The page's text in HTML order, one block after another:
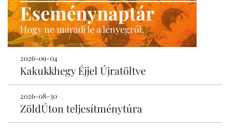
Eseménynaptár
Hogy ne maradj le a lényegről.
2026-09-04
Kakukkhegy Éjjel Újratöltve
2026-08-30
ZöldÚton teljesítménytúra